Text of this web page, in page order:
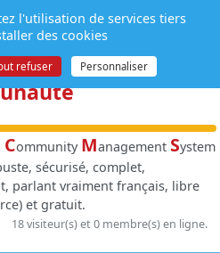
:Gestion de
et de
Community Management System
sécurisé, complet,
parlant vraiment français, libre
et gratuit.
18 visiteur(s) et 0 membre(s) en ligne.
l'utilisation de services tiers
des cookies
refuser Personnaliser